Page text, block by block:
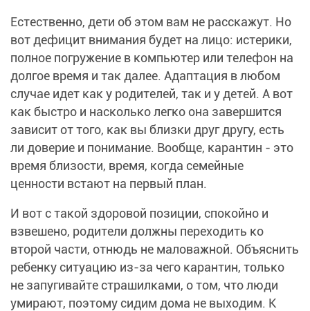
Естественно, дети об этом вам не расскажут. Но
вот дефицит внимания будет на лицо: истерики,
полное погружение в компьютер или телефон на
долгое время и так далее. Адаптация в любом
случае идет как у родителей, так и у детей. А вот
как быстро и насколько легко она завершится
зависит от того, как вы близки друг другу, есть
ли доверие и понимание. Вообще, карантин - это
время близости, время, когда семейные
ценности встают на первый план.
И вот с такой здоровой позиции, спокойно и
взвешено, родители должны переходить ко
второй части, отнюдь не маловажной. Объяснить
ребенку ситуацию из-за чего карантин, только
не запугивайте страшилками, о том, что люди
умирают, поэтому сидим дома не выходим. К